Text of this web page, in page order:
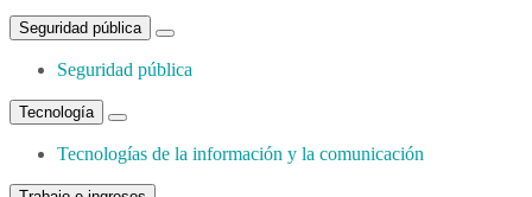
Seguridad pública
Seguridad pública
Tecnología
Tecnologías de la información y la comunicación